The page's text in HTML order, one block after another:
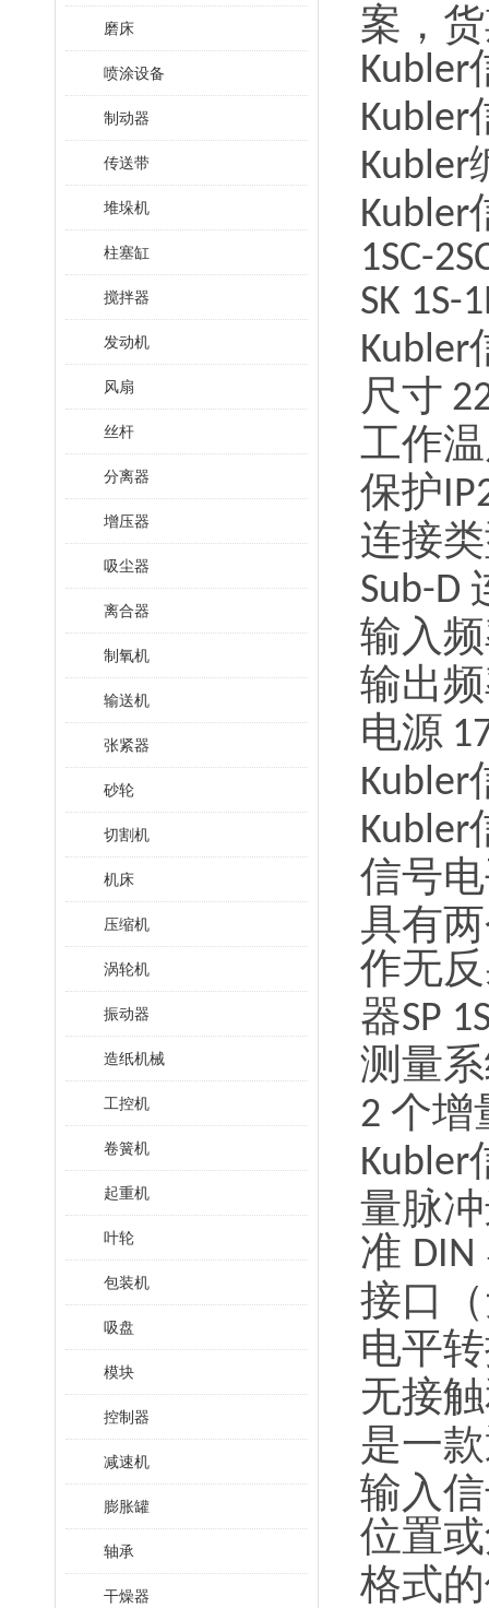
磨床
喷涂设备
制动器
传送带
堆垛机
柱塞缸
搅拌器
发动机
风扇
丝杆
分离器
增压器
吸尘器
离合器
制氧机
输送机
张紧器
砂轮
切割机
机床
压缩机
涡轮机
振动器
造纸机械
工控机
卷簧机
起重机
叶轮
包装机
吸盘
模块
控制器
减速机
膨胀罐
轴承
干燥器
案 ，
Kubler
Kubler
Kubler
Kubler
1SC-
SK 1S-
Kubler
尺寸
工作
保护
连接
Sub-D
输入
输出
电源
Kubler
Kubler
信号
具有
作无
器SP
测量
2 个增
Kubler
量脉
准 DIN
接口
电平
无接
是一
输入
位置
格式